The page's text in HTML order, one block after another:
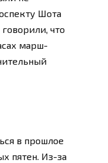
Шота
что
марш-
в прошлое
пятен. Из-за